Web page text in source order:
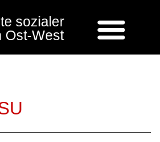
sozialer
Ost-West